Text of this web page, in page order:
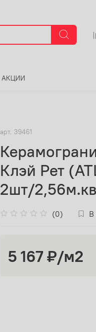
АКЦИИ
арт. 39461
Клэй Рет
2шт/
(0) В
5 167 ₽/м2